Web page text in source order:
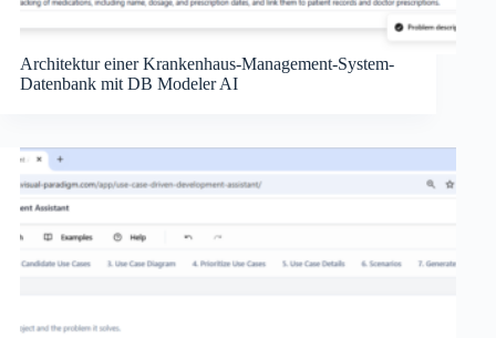
Architektur einer Krankenhaus-Management-System-
Datenbank mit DB Modeler AI